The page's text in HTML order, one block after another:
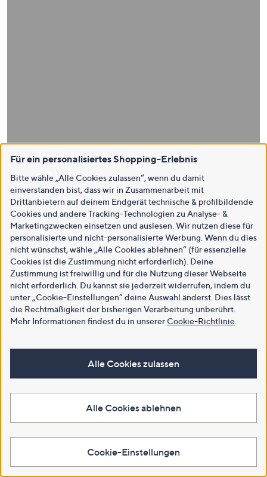
Für ein personalisiertes Shopping-Erlebnis
Bitte wähle „Alle Cookies zulassen“, wenn du damit
einverstanden bist, dass wir in Zusammenarbeit mit
Drittanbietern auf deinem Endgerät technische & profilbildende
Cookies und andere Tracking-Technologien zu Analyse- &
Marketingzwecken einsetzen und auslesen. Wir nutzen diese für
personalisierte und nicht-personalisierte Werbung. Wenn du dies
nicht wünschst, wähle „Alle Cookies ablehnen“ (für essenzielle
Cookies ist die Zustimmung nicht erforderlich). Deine
Zustimmung ist freiwillig und für die Nutzung dieser Webseite
nicht erforderlich. Du kannst sie jederzeit widerrufen, indem du
unter „Cookie-Einstellungen“ deine Auswahl änderst. Dies lässt
die Rechtmäßigkeit der bisherigen Verarbeitung unberührt.
Mehr Informationen findest du in unsererCookie-Richtlinie
Alle Cookies zulassen
Alle Cookies ablehnen
Cookie-Einstellungen